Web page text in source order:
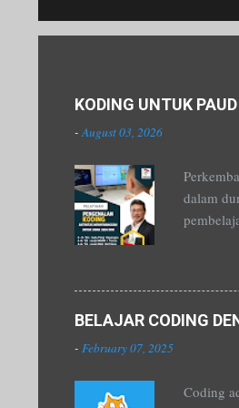
KODING UNTUK
-August 03, 2026
dalam
PAUD
suasana
BELAJAR CODING
- February 07, 2025
Coding